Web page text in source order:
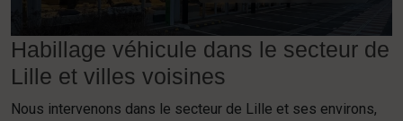
Habillage véhicule dans le secteur de
Lille et villes voisines
Nous intervenons dans le secteur de Lille et ses environs,